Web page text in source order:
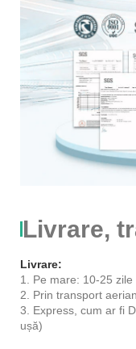
Livrare,
Livrare:
1. Pe mare: 10-25 zile
2. Prin transport
3. Express, cum ar fi
ușă)